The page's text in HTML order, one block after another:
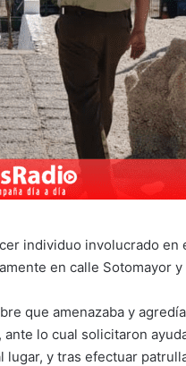
individuo involucrado
en calle Sotomayor y
que amenazaba y
lo cual solicitaron
y tras efectuar